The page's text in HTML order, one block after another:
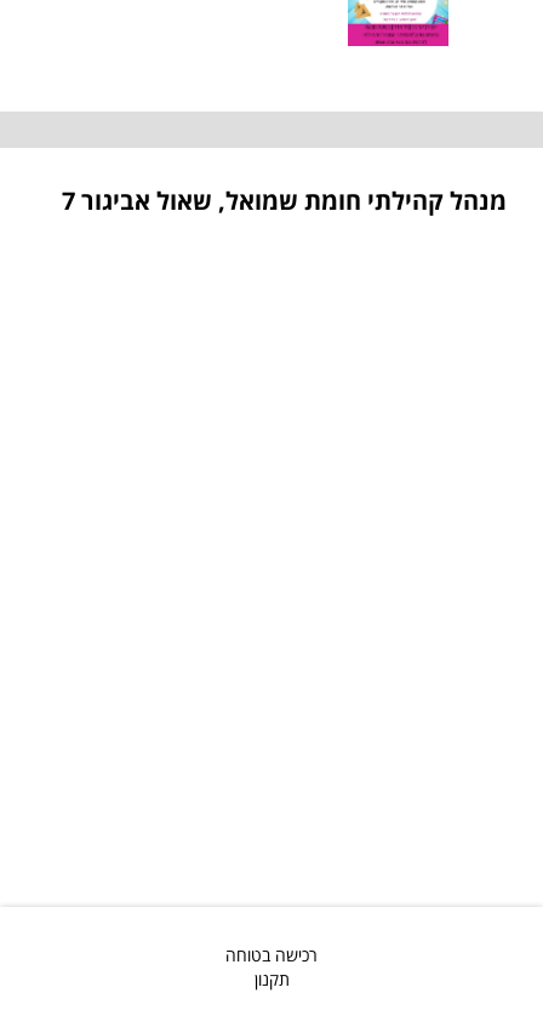
מנהל קהילתי חומת שמואל, שאול אביגור 7
רכישה בטוחה
תקנון